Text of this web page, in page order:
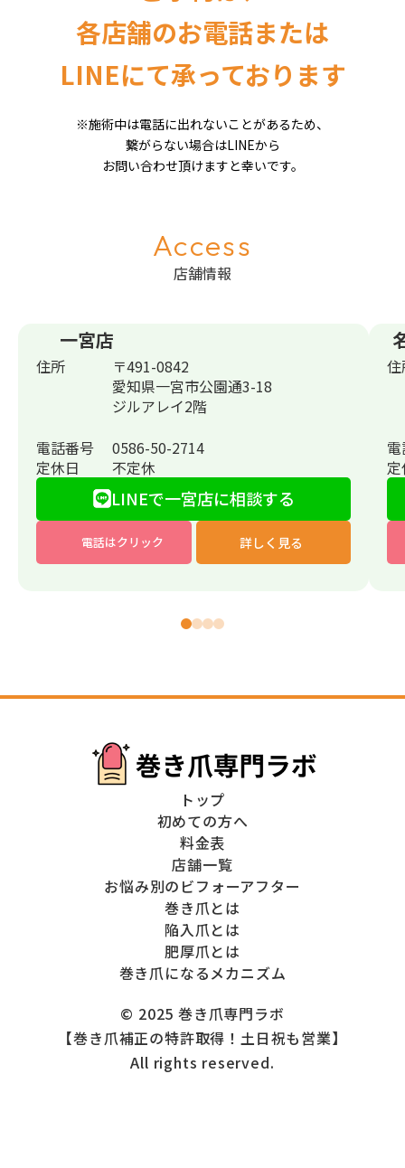
各店舗のお電話または
LINEにて承っております
※施術中は電話に出れないことがあるため、
繋がらない場合はLINEから
お問い合わせ頂けますと幸いです。
Access
店舗情報
一宮店
住所
〒491-0842
愛知県一宮市公園通3-18
ジルアレイ2階
電話番号
0586-50-2714
定休日
不定休
LINEで一宮店に相談する
電話はクリック 詳しく見る
トップ
初めての方へ
料金表
店舗一覧
お悩み別のビフォーアフター
巻き爪とは
陥入爪とは
肥厚爪とは
巻き爪になるメカニズム
© 2025 巻き爪専門ラボ
【巻き爪補正の特許取得！土日祝も営業】
All rights reserved.